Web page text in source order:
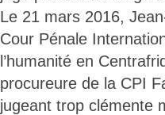
Le 21 mars 2016,
Cour Pénale
l’humanité en
procureure de la CPI
jugeant trop clémente